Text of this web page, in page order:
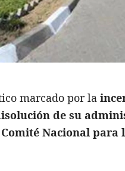
marcado por la
de su
Comité Nacional para